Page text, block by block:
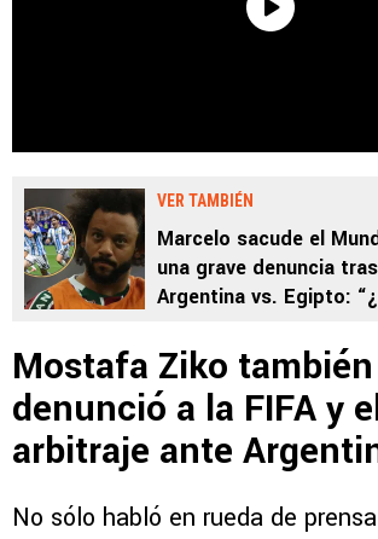
VER TAMBIÉN
Marcelo sacude el
una grave denuncia
Argentina vs. Egipto:
Mostafa Ziko también
denunció a la FIFA y
arbitraje ante
No sólo habló en rueda de